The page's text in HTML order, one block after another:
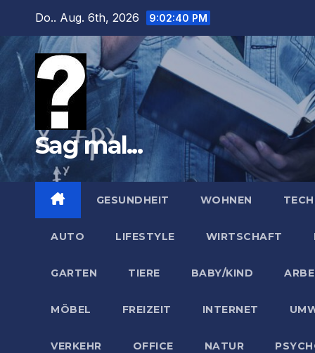
springen
Do.. Aug. 6th, 2026 9:02:41 PM
Sag mal...
GESUNDHEIT WOHNEN
AUTO LIFESTYLE WIRTSCHAFT
GARTEN TIERE BABY/KIND
MÖBEL FREIZEIT INTERNET
VERKEHR OFFICE NATUR